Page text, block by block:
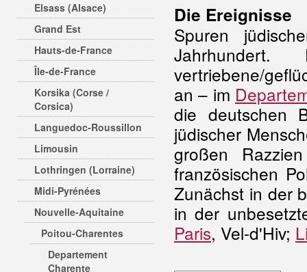
Elsass (Alsace)
Grand Est
Hauts-de-France
Île-de-France
Korsika (Corse /
Corsica)
Languedoc-Roussillon
Limousin
Lothringen (Lorraine)
Midi-Pyrénées
Nouvelle-Aquitaine
Poitou-Charentes
Departement
Charente
Die Ereignisse
Spuren
vertriebene/
an – im
die deutschen
jüdischer
großen
französischen
Zunächst in der
in der
Paris, Vel-d'Hiv;